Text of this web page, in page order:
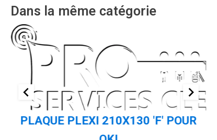
Dans la même catégorie
PLAQUE PLEXI 210X130 'F' POUR